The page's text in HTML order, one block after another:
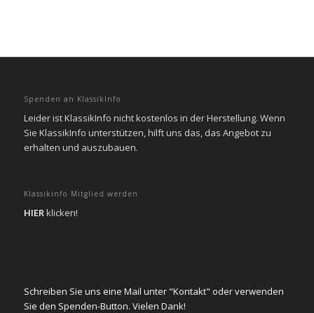
Spenden an KlassikInfo
Leider ist KlassikInfo nicht kostenlos in der Herstellung. Wenn
Sie KlassikInfo unterstützen, hilft uns das, das Angebot zu
erhalten und auszubauen.
Klassikinfo Mitglied werden
HIERklicken!
Schreiben Sie uns eine Mail unter "Kontakt" oder verwenden
Sie den Spenden-Button. Vielen Dank!